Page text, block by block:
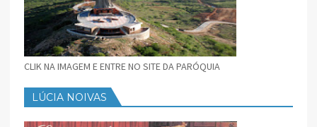
CLIK NA IMAGEM E ENTRE NO SITE DA PARÓQUIA
LÚCIA NOIVAS